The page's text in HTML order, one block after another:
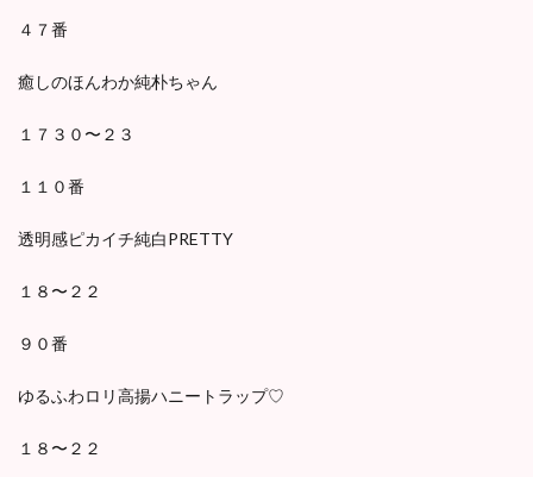
４７番
癒しのほんわか純朴ちゃん
１７３０〜２３
１１０番
透明感ピカイチ純白PRETTY
１８〜２２
９０番
ゆるふわロリ高揚ハニートラップ♡
１８〜２２